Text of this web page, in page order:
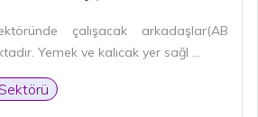
çalışacak arkadaşlar(AB
Yemek ve kalıcak yer sağl ...